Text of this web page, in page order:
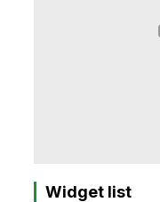
Widget list